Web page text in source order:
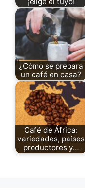
¡elige el tuyo!
¿Cómo se prepara
un café en casa?
Café de África:
variedades, países
productores y…